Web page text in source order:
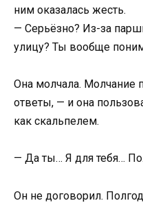
ним оказалась жесть.
— Серьёзно? Из-за
улицу? Ты вообще
Она молчала. Молчание
ответы, — и она
как скальпелем.
— Да ты… Я для тебя…
Он не договорил.